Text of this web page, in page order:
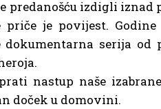
predanošću izdigli iznad
je povijest.
dokumentarna serija
nastup naše
doček u domovini.